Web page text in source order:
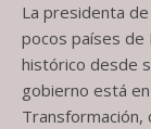
La presidenta
pocos países de
histórico desde
gobierno está
Transformación,